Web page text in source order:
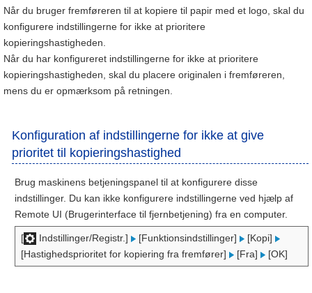
Når du bruger fremføreren til at kopiere til papir med et logo, skal du
konfigurere indstillingerne for ikke at prioritere
kopieringshastigheden.
Når du har konfigureret indstillingerne for ikke at prioritere
kopieringshastigheden, skal du placere originalen i fremføreren,
mens du er opmærksom på retningen.
Konfiguration af indstillingerne for ikke at give
prioritet til kopieringshastighed
Brug maskinens betjeningspanel til at konfigurere disse
indstillinger. Du kan ikke konfigurere indstillingerne ved hjælp af
Remote UI (Brugerinterface til fjernbetjening) fra en computer.
[ Indstillinger/Registr.] [Funktionsindstillinger]
[Kopi]
[Hastighedsprioritet for kopiering fra fremfører]
[Fra] [OK]